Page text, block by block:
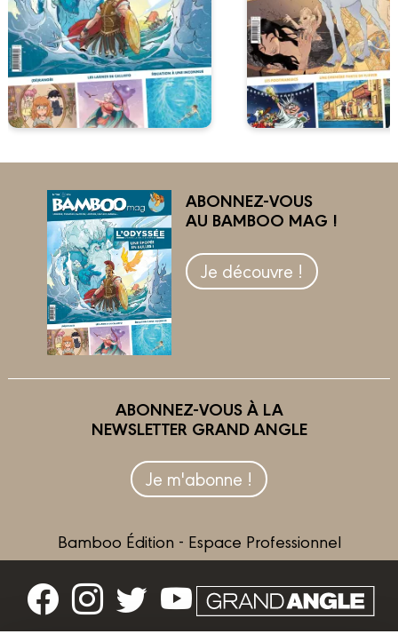
ABONNEZ-VOUS
AU BAMBOO MAG !
Je découvre !
ABONNEZ-VOUS À LA
NEWSLETTER GRAND ANGLE
Je m'abonne !
Bamboo Édition - Espace Professionnel